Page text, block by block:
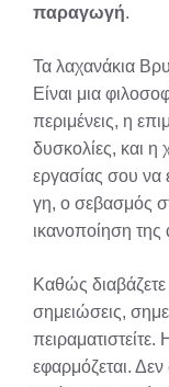
παραγωγή.
Τα λαχανάκια
Είναι μια
περιμένεις, η
δυσκολίες, και η
εργασίας σου να
γη, ο σεβασμός
ικανοποίηση της
Καθώς διαβάζετε
σημειώσεις,
εφαρμόζεται. Δεν